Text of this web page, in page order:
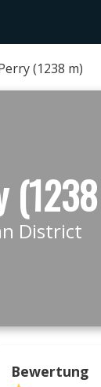
(1238 m)
District
Bewertung